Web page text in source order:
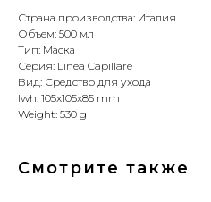
Страна производства: Италия
Объем: 500 мл
Тип: Маска
Серия: Linea Capillare
Вид: Средство для ухода
lwh: 105x105x85 mm
Weight: 530 g
Смотрите также